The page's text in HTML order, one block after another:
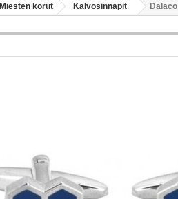
Miesten korut Kalvosinnapit